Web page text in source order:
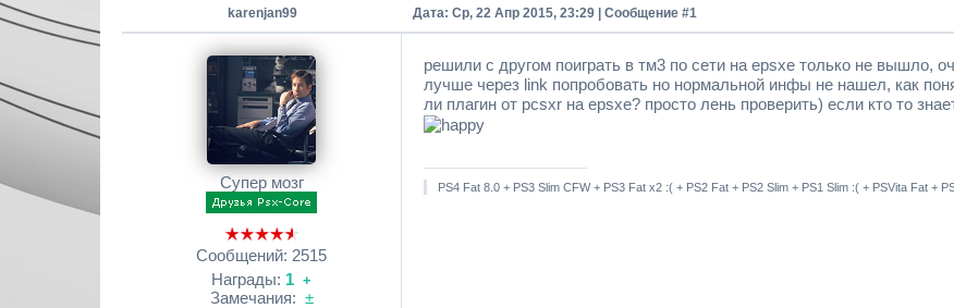
karenjan99 Дата: Ср, 22 Апр 2015, 23:29 | Сообщение #1
Супер мозг
Сообщений: 2515
Награды: 1 +
Замечания: ±
решили с другом поиграть в тм3 по сети на epsxe только не вышло,
лучше через link попробовать но нормальной инфы не нашел, как
ли плагин от pcsxr на epsxe? просто лень проверить) если кто то
PS4 Fat 8.0 + PS3 Slim CFW + PS3 Fat x2 :( + PS2 Fat + PS2 Slim + PS1 Slim :( + PSVita Fat +